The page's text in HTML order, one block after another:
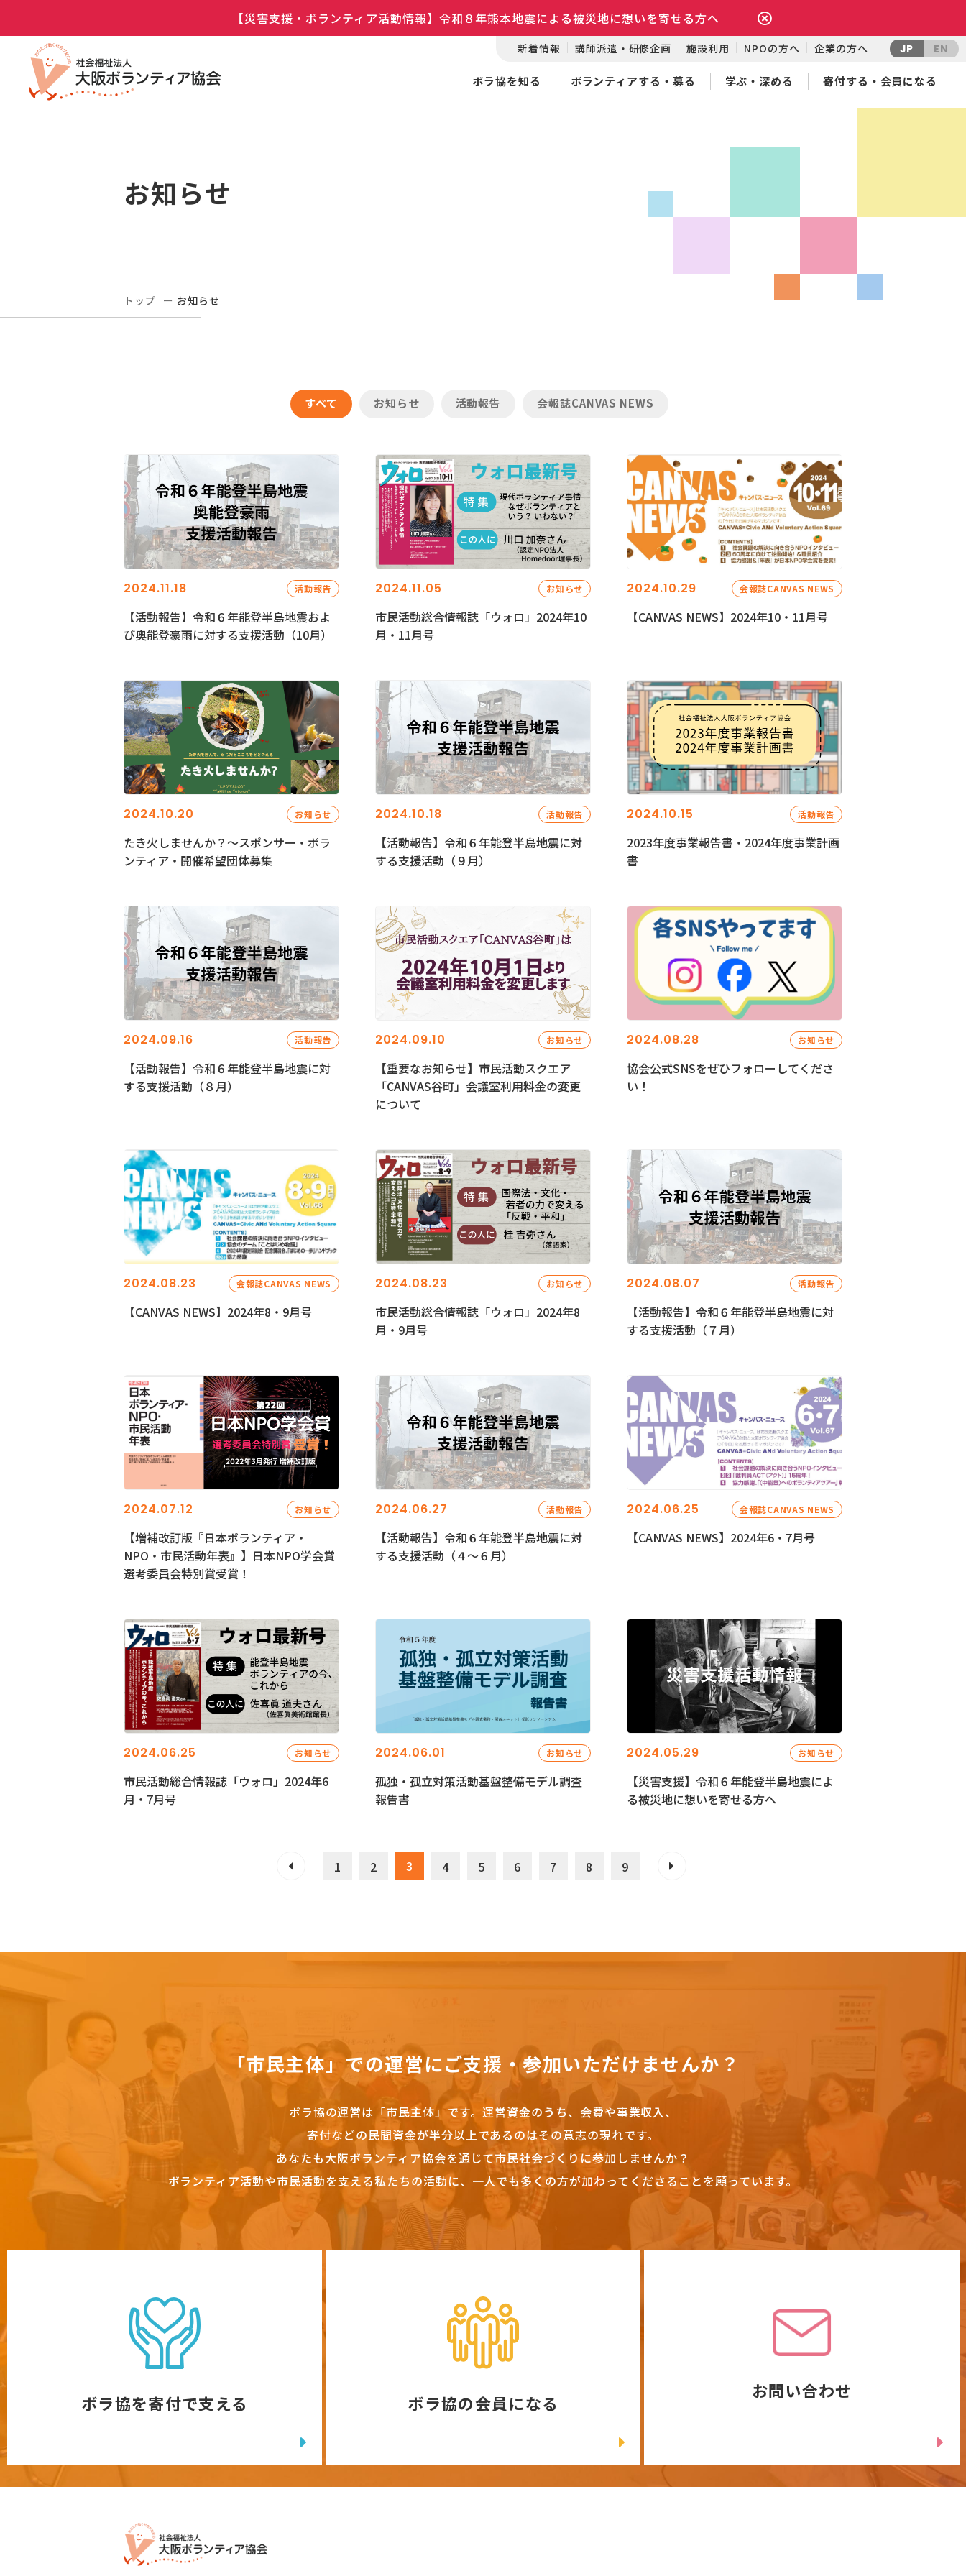
【災害支援・ボランティア活動情報】令和８年熊本地震による被災地に想いを寄せる方へ
新着情報 講師派遣・研修企画 施設利用 NPOの方へ 企業の方へ JP EN
ボラ協を知る ボランティアする・募る 学ぶ・深める 寄付する・会員になる
お知らせ
トップ お知らせ
すべて お知らせ 活動報告 会報誌CANVAS NEWS
2024.11.18 活動報告
【活動報告】令和６年能登半島地震およ
び奥能登豪雨に対する支援活動（10月）
2024.11.05 お知らせ
市民活動総合情報誌「ウォロ」2024年10
月・11月号
2024.10.29 会報誌CANVAS NEWS
【CANVAS NEWS】2024年10・11月号
2024.10.20 お知らせ
たき火しませんか？～スポンサー・ボラ
ンティア・開催希望団体募集
2024.10.18 活動報告
【活動報告】令和６年能登半島地震に対
する支援活動（９月）
2024.10.15 活動報告
2023年度事業報告書・2024年度事業計画
書
2024.09.16 活動報告
【活動報告】令和６年能登半島地震に対
する支援活動（８月）
2024.09.10 お知らせ
【重要なお知らせ】市民活動スクエア
「CANVAS谷町」会議室利用料金の変更
について
2024.08.28 お知らせ
協会公式SNSをぜひフォローしてくださ
い！
2024.08.23 会報誌CANVAS NEWS
【CANVAS NEWS】2024年8・9月号
2024.08.23 お知らせ
市民活動総合情報誌「ウォロ」2024年8
月・9月号
2024.08.07 活動報告
【活動報告】令和６年能登半島地震に対
する支援活動（７月）
2024.07.12 お知らせ
【増補改訂版『日本ボランティア・
NPO・市民活動年表』】日本NPO学会賞
選考委員会特別賞受賞！
2024.06.27 活動報告
【活動報告】令和６年能登半島地震に対
する支援活動（４〜６月）
2024.06.25 会報誌CANVAS NEWS
【CANVAS NEWS】2024年6・7月号
2024.06.25 お知らせ
市民活動総合情報誌「ウォロ」2024年6
月・7月号
2024.06.01 お知らせ
孤独・孤立対策活動基盤整備モデル調査
報告書
2024.05.29 お知らせ
【災害支援】令和６年能登半島地震によ
る被災地に想いを寄せる方へ
1 2 3 4 5 6 7 8 9
「市民主体」での運営にご支援・参加いただけませんか？
ボラ協の運営は「市民主体」です。 運営資金のうち、会費や事業収入、
寄付などの民間資金が半分以上であるのはその意志の現れです。
あなたも大阪ボランティア協会を通じて市民社会づくりに参加しませんか？
ボランティア活動や市民活動を支える私たちの活動に、一人でも多くの方が加わってくださることを願っています。
ボラ協を寄付で支える ボラ協の会員になる
お問い合わせ